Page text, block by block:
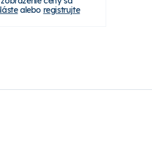
alebo registrujte